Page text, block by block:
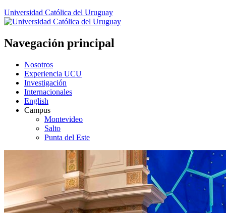
Universidad Católica del Uruguay
Navegación principal
Nosotros
Experiencia UCU
Investigación
Internacionales
English
Campus
Montevideo
Salto
Punta del Este